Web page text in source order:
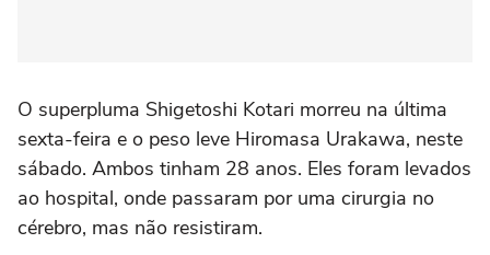
O superpluma Shigetoshi Kotari morreu na última
sexta-feira e o peso leve Hiromasa Urakawa, neste
sábado. Ambos tinham 28 anos. Eles foram levados
ao hospital, onde passaram por uma cirurgia no
cérebro, mas não resistiram.